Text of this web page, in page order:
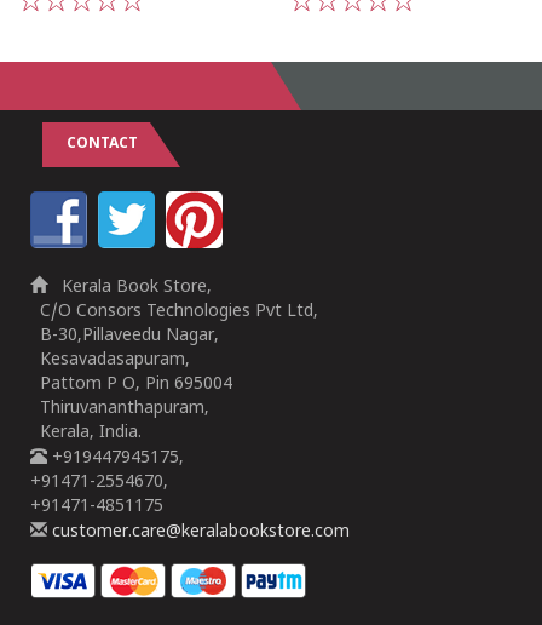
CONTACT
Kerala Book Store,
C/O Consors Technologies Pvt Ltd,
B-30,Pillaveedu Nagar,
Kesavadasapuram,
Pattom P O, Pin 695004
Thiruvananthapuram,
Kerala, India.
+919447945175,
+91471-2554670,
+91471-4851175
customer.care@keralabookstore.com